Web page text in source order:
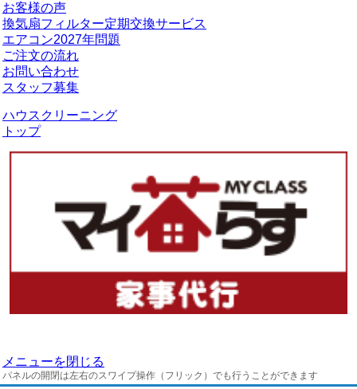
お客様の声
換気扇フィルター定期交換サービス
エアコン2027年問題
ご注文の流れ
お問い合わせ
スタッフ募集
ハウスクリーニング
トップ
メニューを閉じる
パネルの開閉は左右のスワイプ操作（フリック）でも行うことができます